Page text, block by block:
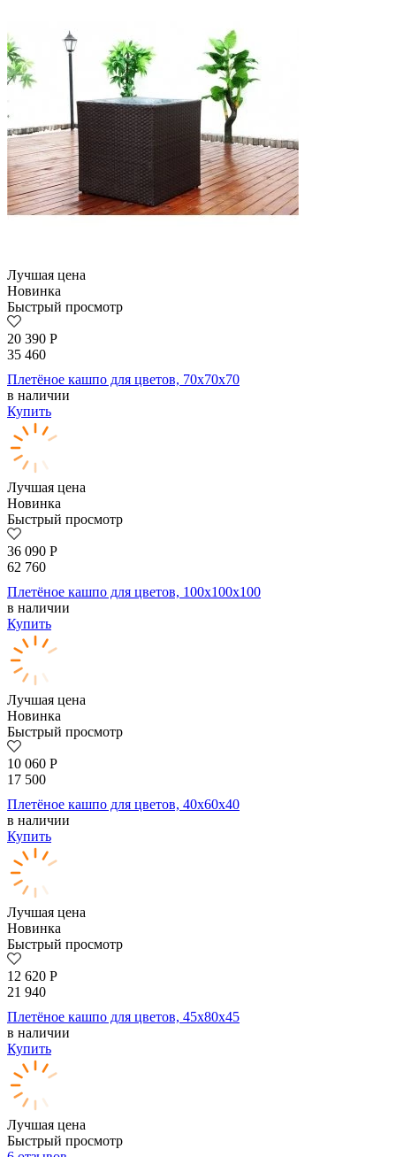
Лучшая цена
Новинка
Быстрый просмотр
20 390 Р
35 460
Плетёное кашпо для цветов, 70x70x70
в наличии
Купить
Лучшая цена
Новинка
Быстрый просмотр
36 090 Р
62 760
Плетёное кашпо для цветов, 100x100x100
в наличии
Купить
Лучшая цена
Новинка
Быстрый просмотр
10 060 Р
17 500
Плетёное кашпо для цветов, 40x60x40
в наличии
Купить
Лучшая цена
Новинка
Быстрый просмотр
12 620 Р
21 940
Плетёное кашпо для цветов, 45x80x45
в наличии
Купить
Лучшая цена
Быстрый просмотр